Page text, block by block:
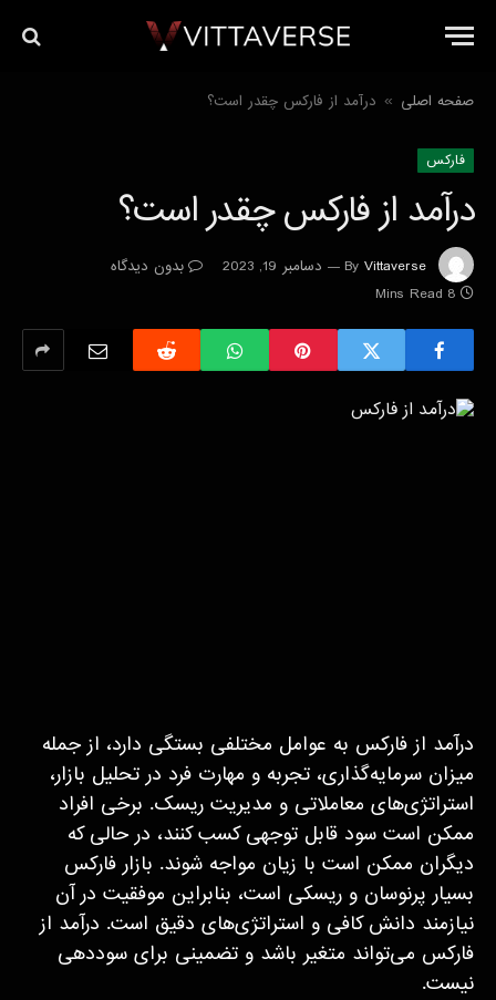
صفحه اصلی » درآمد از فارکس چقدر است؟
فاركس
درآمد از فارکس چقدر است؟
By Vittaverse دسامبر 19, 2023
بدون دیدگاه
8 Mins Read
درآمد از فارکس به عوامل مختلفی بستگی دارد، از جمله
میزان سرمایه‌گذاری، تجربه و مهارت فرد در تحلیل بازار،
استراتژی‌های معاملاتی و مدیریت ریسک. برخی افراد
ممکن است سود قابل توجهی کسب کنند، در حالی که
دیگران ممکن است با زیان مواجه شوند. بازار فارکس
بسیار پرنوسان و ریسکی است، بنابراین موفقیت در آن
نیازمند دانش کافی و استراتژی‌های دقیق است. درآمد از
فارکس می‌تواند متغیر باشد و تضمینی برای سوددهی
نیست.